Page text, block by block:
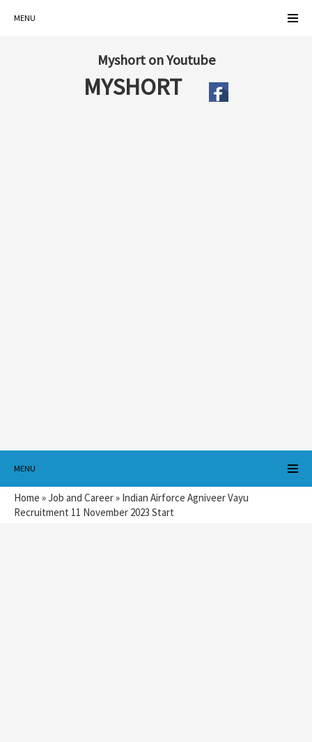
MENU
Myshort on Youtube
MYSHORT
MENU
Home »Job and Career» Indian Airforce Agniveer Vayu
Recruitment 11 November 2023 Start